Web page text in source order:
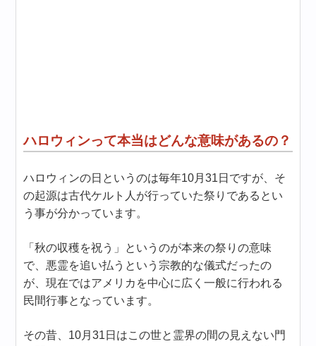
ハロウィンって本当はどんな意味があるの？
ハロウィンの日というのは毎年10月31日ですが、そ
の起源は古代ケルト人が行っていた祭りであるとい
う事が分かっています。
「秋の収穫を祝う」というのが本来の祭りの意味
で、悪霊を追い払うという宗教的な儀式だったの
が、現在ではアメリカを中心に広く一般に行われる
民間行事となっています。
その昔、10月31日はこの世と霊界の間の見えない門